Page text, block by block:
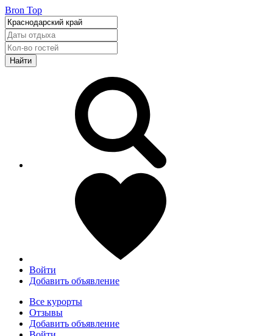
Bron Top
Найти
Войти
Добавить объявление
Все курорты
Отзывы
Добавить объявление